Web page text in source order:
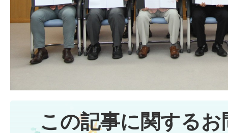
この記事に関する